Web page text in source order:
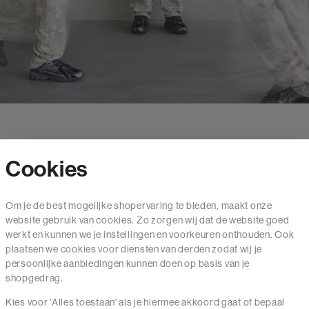
Mail ons
020 - 3412 650
Van maandag t/m vrijdag van 8.30 uur tot 18.00 uur.
Cookies
Om je de best mogelijke shopervaring te bieden, maakt onze
website gebruik van cookies. Zo zorgen wij dat de website goed
werkt en kunnen we je instellingen en voorkeuren onthouden. Ook
plaatsen we cookies voor diensten van derden zodat wij je
persoonlijke aanbiedingen kunnen doen op basis van je
shopgedrag.
Kies voor 'Alles toestaan' als je hiermee akkoord gaat of bepaal